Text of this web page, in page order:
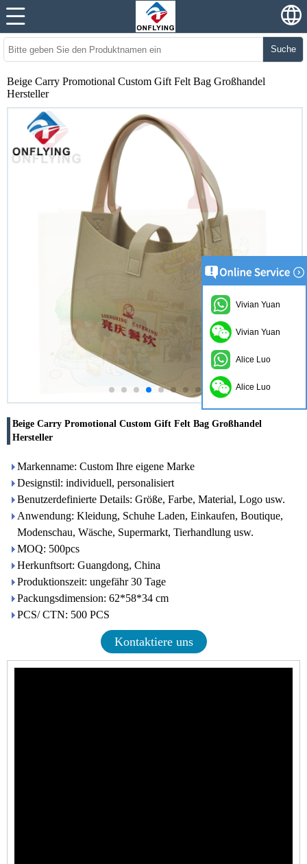
Suche
Beige Carry Promotional Custom Gift Felt Bag Großhandel
Hersteller
Beige Carry Promotional Custom Gift Felt Bag Großhandel
Hersteller
Markenname: Custom Ihre eigene Marke
Designstil: individuell, personalisiert
Benutzerdefinierte Details: Größe, Farbe, Material, Logo usw.
Anwendung: Kleidung, Schuhe Laden, Einkaufen, Boutique,
Modenschau, Wäsche, Supermarkt, Tierhandlung usw.
MOQ: 500pcs
Herkunftsort: Guangdong, China
Produktionszeit: ungefähr 30 Tage
Packungsdimension: 62*58*34 cm
PCS/ CTN: 500 PCS
Kontaktiere uns
Vivian Yuan
Vivian Yuan
Alice Luo
Alice Luo